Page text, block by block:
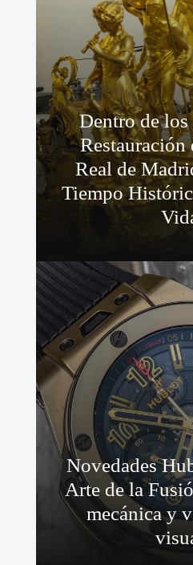
Dentro de los
Restauración
Real de
Tiempo
Novedades
Arte de la
mecánica y